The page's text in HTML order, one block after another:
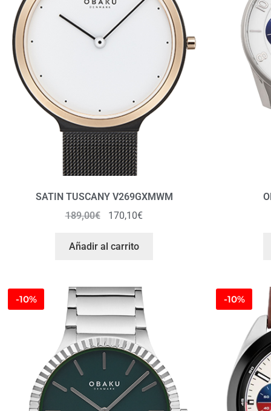
SATIN TUSCANY V269GXMWM
189,00€ 170,10€
Añadir al carrito
-10% -10%